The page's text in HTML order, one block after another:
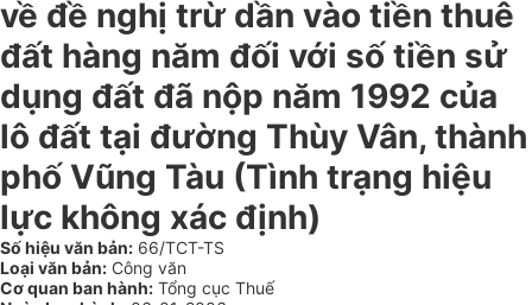
về đề nghị trừ dần vào tiền thuê
đất hàng năm đối với số tiền sử
dụng đất đã nộp năm 1992 của
lô đất tại đường Thùy Vân, thành
phố Vũng Tàu (Tình trạng hiệu
lực không xác định)
Số hiệu văn bản: 66/TCT-TS
Loại văn bản: Công văn
Cơ quan ban hành: Tổng cục Thuế